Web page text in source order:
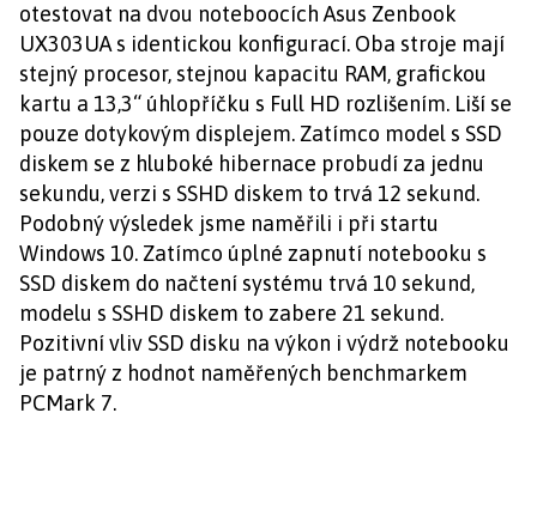
otestovat na dvou noteboocích Asus Zenbook
UX303UA s identickou konfigurací. Oba stroje mají
stejný procesor, stejnou kapacitu RAM, grafickou
kartu a 13,3“ úhlopříčku s Full HD rozlišením. Liší se
pouze dotykovým displejem. Zatímco model s SSD
diskem se z hluboké hibernace probudí za jednu
sekundu, verzi s SSHD diskem to trvá 12 sekund.
Podobný výsledek jsme naměřili i při startu
Windows 10. Zatímco úplné zapnutí notebooku s
SSD diskem do načtení systému trvá 10 sekund,
modelu s SSHD diskem to zabere 21 sekund.
Pozitivní vliv SSD disku na výkon i výdrž notebooku
je patrný z hodnot naměřených benchmarkem
PCMark 7.